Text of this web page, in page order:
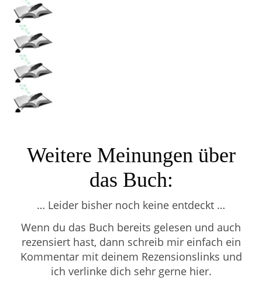
Weitere Meinungen über
das Buch:
… Leider bisher noch keine entdeckt …
Wenn du das Buch bereits gelesen und auch
rezensiert hast, dann schreib mir einfach ein
Kommentar mit deinem Rezensionslinks und
ich verlinke dich sehr gerne hier.